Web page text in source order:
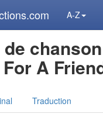
A-Z
de
A
Traduction